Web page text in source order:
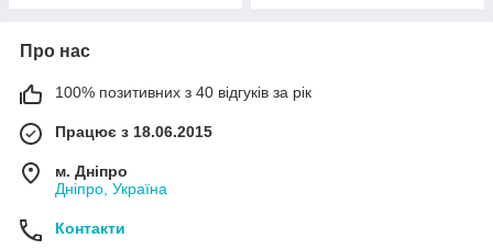
Про нас
100% позитивних з 40 відгуків за рік
Працює з 18.06.2015
м. Дніпро
Дніпро, Україна
Контакти